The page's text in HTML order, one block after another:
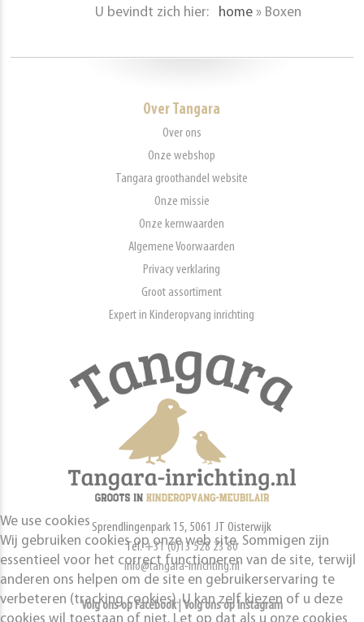
U bevindt zich hier: home » Boxen
Over Tangara
Over ons
Onze webshop
Tangara groothandel website
Onze missie
Onze kernwaarden
Algemene Voorwaarden
Privacy verklaring
Groot assortiment
Expert in Kinderopvang inrichting
Sprendlingenpark 15, 5061 JT Oisterwijk
Tel.+31 (0)13 528 23 80
info@tangara-inrichting.nl
Volg ons op Facebook|Volg ons op Instagram
We use cookies
Wij gebruiken cookies op onze web site. Sommigen zijn
essentieel voor het correct functioneren van de site, terwijl
anderen ons helpen om de site en gebruikerservaring te
verbeteren (tracking cookies). U kan zelf kiezen of u deze
cookies wil toestaan of niet. Let op dat als u onze cookies